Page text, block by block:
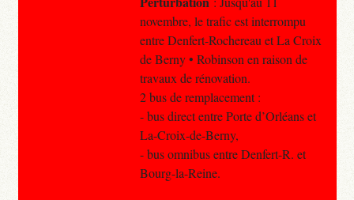
novembre, le trafic est interrompu
entre Denfert-Rochereau et La Croix
de Berny • Robinson en raison de
travaux de rénovation.
2 bus de remplacement :
- bus direct entre Porte d’Orléans et
La-Croix-de-Berny,
- bus omnibus entre Denfert-R. et
Bourg-la-Reine.